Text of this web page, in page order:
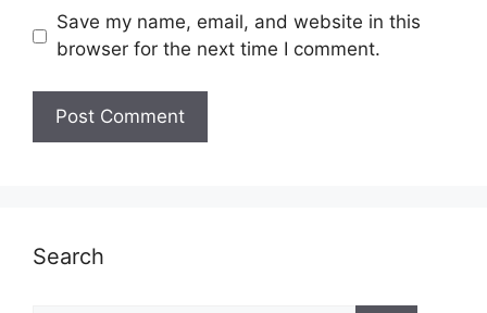
Save my name, email, and website in this
browser for the next time I comment.
Search